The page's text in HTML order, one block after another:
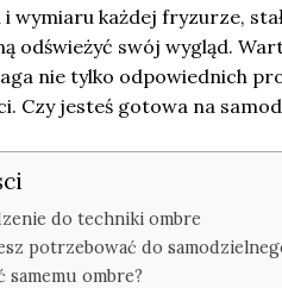
i wymiaru każdej fryzurze,
odświeżyć swój wygląd.
nie tylko odpowiednich
Czy jesteś gotowa na
do techniki ombre
potrzebować do
samemu ombre?